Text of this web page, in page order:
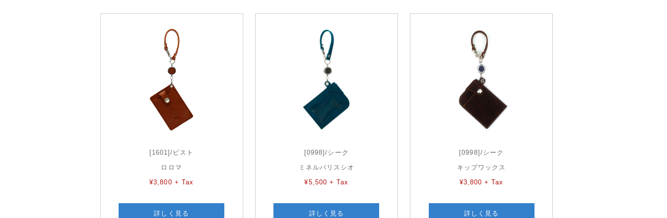
[1601]/ピスト
ロロマ
¥3,800 + Tax
詳しく見る
[0998]/シーク
ミネルバリスシオ
¥5,500 + Tax
詳しく見る
[0998]/シーク
キップワックス
¥3,800 + Tax
詳しく見る